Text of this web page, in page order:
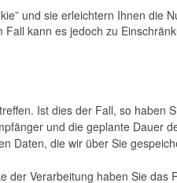
und sie erleichtern Ihnen die
kann es jedoch zu
Ist dies der Fall, so haben
und die geplante Dauer
Daten, die wir über Sie
der Verarbeitung haben Sie das